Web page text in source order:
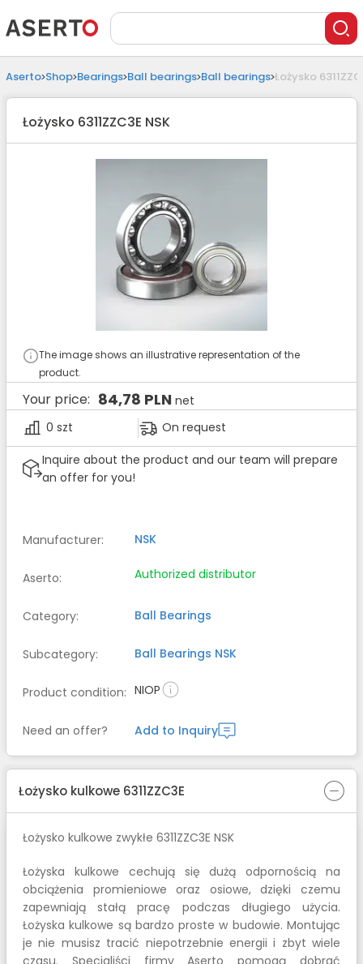
Aserto Shop Bearings Ball bearings Ball bearings Łożysko
Łożysko 6311ZZC3E NSK
The image shows an illustrative representation of the
product.
Your price: 84,78 PLN net
0 szt
On request
Inquire about the product and our team will prepare
an offer for you!
Manufacturer: NSK
Aserto: Authorized distributor
Category: Ball Bearings
Subcategory: Ball Bearings NSK
Product condition: NIOP
Need an offer? Add to Inquiry
Łożysko kulkowe 6311ZZC3E
Łożysko kulkowe zwykłe 6311ZZC3E NSK
Łożyska kulkowe cechują się dużą odpornością na
obciążenia promieniowe oraz osiowe, dzięki czemu
zapewniają stałą pracę podczas długiego użycia.
Łożyska kulkowe są bardzo proste w budowie. Montując
je nie musisz tracić niepotrzebnie energii i zbyt wiele